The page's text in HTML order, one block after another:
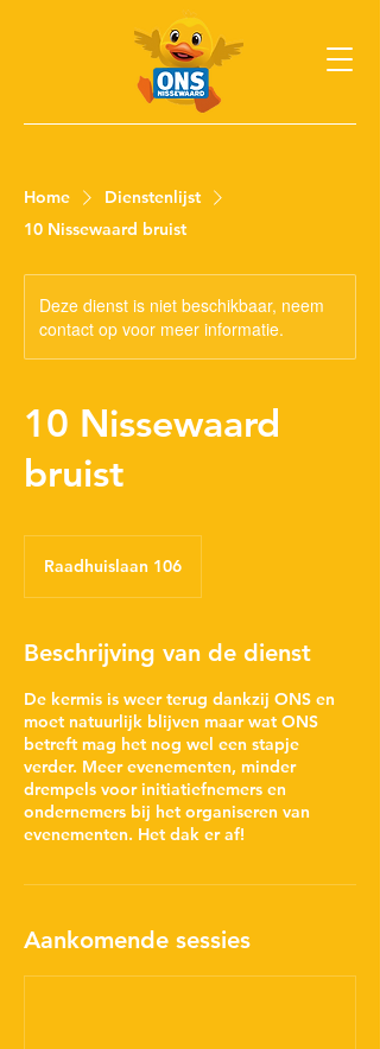
Home
Dienstenlijst
10 Nissewaard bruist
Deze dienst is niet beschikbaar, neem
contact op voor meer informatie.
10 Nissewaard
bruist
Raadhuislaan 106
Beschrijving van de dienst
De kermis is weer terug dankzij ONS en
moet natuurlijk blijven maar wat ONS
betreft mag het nog wel een stapje
verder. Meer evenementen, minder
drempels voor initiatiefnemers en
ondernemers bij het organiseren van
evenementen. Het dak er af!
Aankomende sessies